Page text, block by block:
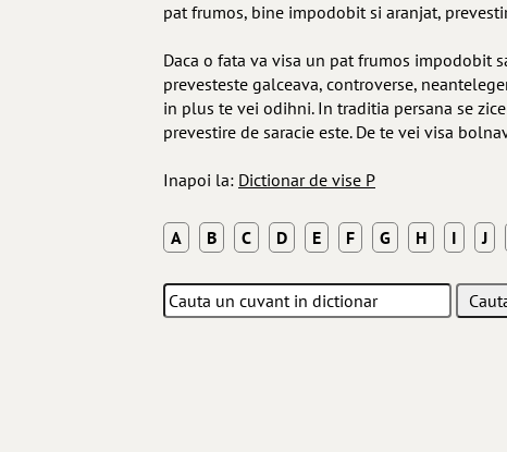
pat frumos, bine impodobit si aranjat,
Daca o fata va visa un pat frumos impodobit
prevesteste galceava, controverse,
in plus te vei odihni. In traditia persana se
prevestire de saracie este. De te vei visa
Inapoi la: Dictionar de vise P
A B C D E F G H I J